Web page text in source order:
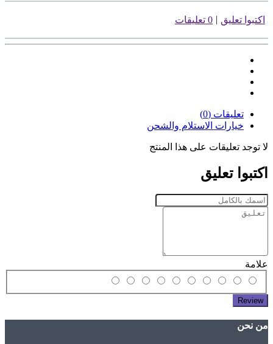
اكتبوا تعليق | 0 تعليقات
تعليقات (0)
خيارات الاستلام والشحن
لا توجد تعليقات على هذا المنتج
اكتبوا تعليق
علامة
Review
ﻣﻦ ﻧﺤﻦ